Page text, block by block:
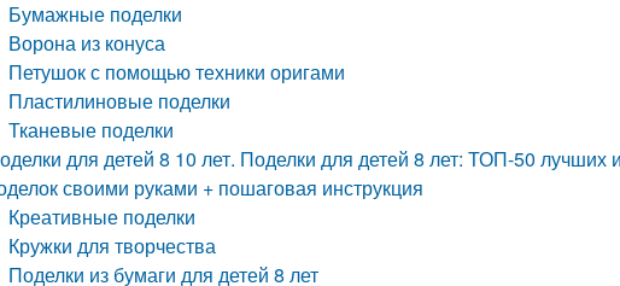
Бумажные поделки
Ворона из конуса
Петушок с помощью техники оригами
Пластилиновые поделки
Тканевые поделки
для детей 8 10 лет. Поделки для детей 8 лет: ТОП-50 лучших
своими руками + пошаговая инструкция
Креативные поделки
Кружки для творчества
Поделки из бумаги для детей 8 лет